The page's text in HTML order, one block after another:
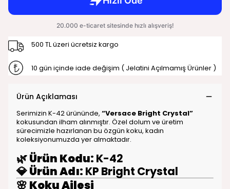
500 TL üzeri ücretsiz kargo
10 gün içinde iade değişim ( Jelatini Açılmamış Ürünler )
Ürün Açıklaması
Serimizin K-42 ürününde, “Versace Bright Crystal”
kokusundan ilham alınmıştır. Özel dolum ve üretim
sürecimizle hazırlanan bu özgün koku, kadın
koleksiyonumuzda yer almaktadır.
🌿Ürün Kodu: K-42
💎Ürün Adı: KP Bright Crystal
🌸 Koku Ailesi